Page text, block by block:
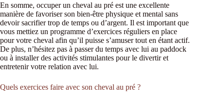
En somme, occuper un cheval au pré est une excellente
manière de favoriser son bien-être physique et mental sans
devoir sacrifier trop de temps ou d’argent. Il est important que
vous mettiez un programme d’exercices réguliers en place
pour votre cheval afin qu’il puisse s’amuser tout en étant actif.
De plus, n’hésitez pas à passer du temps avec lui au paddock
ou à installer des activités stimulantes pour le divertir et
entretenir votre relation avec lui.
Quels exercices faire avec son cheval au pré ?